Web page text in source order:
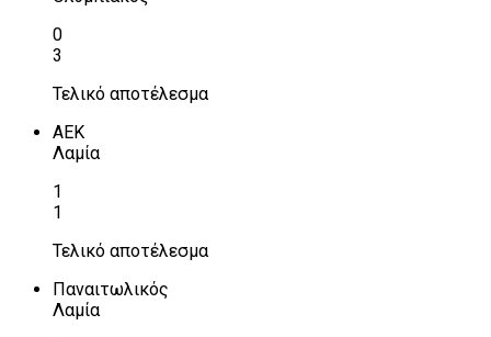
0
3
Τελικό αποτέλεσμα
ΑΕΚ
Λαμία
1
1
Τελικό αποτέλεσμα
Παναιτωλικός
Λαμία